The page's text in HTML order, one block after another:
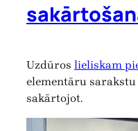
Uzdūros lieliskam
elementāru
sakārtojot.